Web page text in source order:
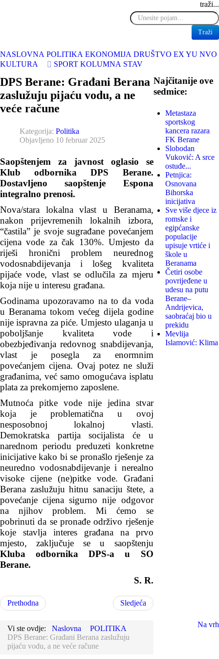
traži...
Traži
NASLOVNA POLITIKA EKONOMIJA DRUŠTVO EX YU NVO
KULTURA
SPORT KOLUMNA STAV
DPS Berane: Građani Berana
zaslužuju pijaću vodu, a ne
veće račune
Kategorija: Politika
Objavljeno 10 februar 2025
Saopštenjem za javnost oglasio se
Klub odbornika DPS Berane.
Dostavljeno saopštenje Espona
integralno prenosi.
Nova/stara lokalna vlast u Beranama,
nakon prijevremenih lokalnih izbora,
“častila” je svoje sugrađane povećanjem
cijena vode za čak 130%. Umjesto da
riješi hronični problem neurednog
vodosnabdijevanja i lošeg kvaliteta
pijaće vode, vlast se odlučila za mjeru
koja nije u interesu građana.
Godinama upozoravamo na to da voda
u Beranama tokom većeg dijela godine
nije ispravna za piće. Umjesto ulaganja u
poboljšanje kvaliteta vode i
obezbjeđivanja redovnog snabdijevanja,
vlast je posegla za enormnim
povećanjem cijena. Ovaj potez ne služi
građanima, već samo omogućava isplatu
plata za prekomjerno zaposlene.
Mutnoća pitke vode nije jedina stvar
koja je problematična u ovoj
nesposobnoj lokalnoj vlasti.
Demokratska partija socijalista će u
narednom periodu preduzeti konkretne
inicijative kako bi se pronašlo rješenje za
neuredno vodosnabdijevanje i nerealno
visoke cijene (ne)pitke vode. Građani
Berana zaslužuju hitnu sanaciju štete, a
povećanje cijena sigurno nije odgovor
na njihov problem. Mi ćemo se
pobrinuti da se pronađe održivo rješenje
koje stavlja interes građana na prvo
mjesto, zaključuje se u saopštenju
Kluba odbornika DPS-a u SO
Berane.
S. R.
Prethodna Sledjeća
Najčitanije ove
sedmice:
Metastaza
sportskog
kancera razara
FK Berane
Slobodan
Vuković: A srce
ostuđe...
Petnjica:
Osnovana
Bihorska
inicijativa
Sve više djece iz
romske i
egipćanske
populacije
upisuje vrtiće i
škole u
Beranama
Četiri osobe
povrijeđene u
udesu na putu
Berane–
Andrijevica,
saobraćaj bio u
prekidu
Mevlija
Islamović: Klima
Vi ste ovdje: Naslovna
POLITIKA
DPS Berane: Građani Berana zaslužuju
pijaću vodu, a ne veće račune
Na vrh